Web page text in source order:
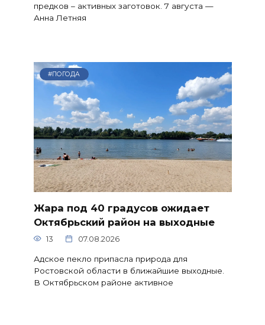
предков – активных заготовок. 7 августа —
Анна Летняя
#ПОГОДА
Жара под 40 градусов ожидает
Октябрьский район на выходные
13 07.08.2026
Адское пекло припасла природа для
Ростовской области в ближайшие выходные.
В Октябрьском районе активное